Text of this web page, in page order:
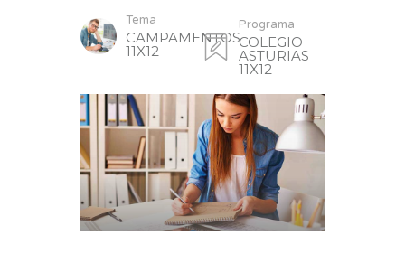
Tema
CAMPAMENTOS
11X12
Programa
COLEGIO
ASTURIAS
11X12